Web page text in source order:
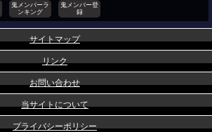
鬼メンバーラ
ンキング
鬼メンバー登
録
サイトマップ
リンク
お問い合わせ
当サイトについて
プライバシーポリシー